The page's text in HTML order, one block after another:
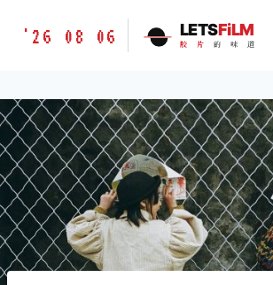
胶
味
道
LETSFILM
'26 08 06 LETSFiLM
胶 片 的 味 道